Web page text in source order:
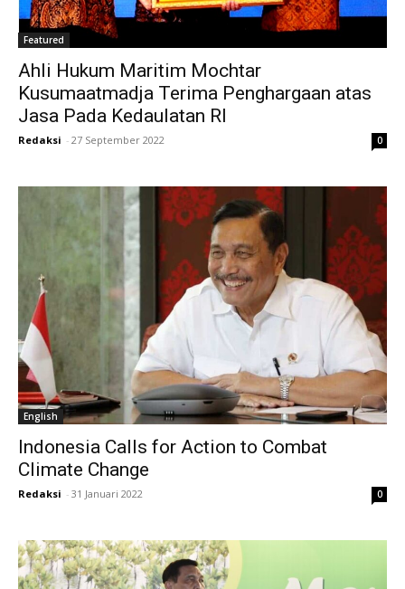
Featured
Ahli Hukum Maritim Mochtar
Kusumaatmadja Terima Penghargaan atas
Jasa Pada Kedaulatan RI
Redaksi - 27 September 2022 0
English
Indonesia Calls for Action to Combat
Climate Change
Redaksi - 31 Januari 2022 0